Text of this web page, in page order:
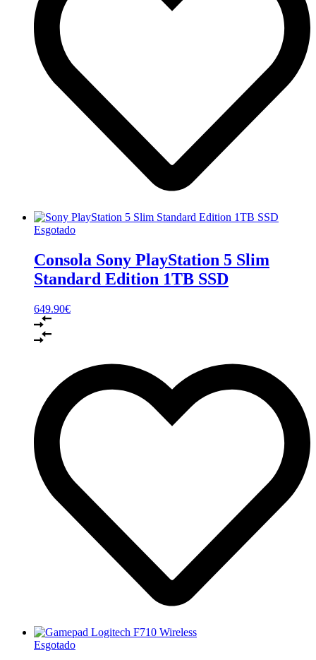
Esgotado
Consola Sony PlayStation 5 Slim
Standard Edition 1TB SSD
649.90€
Esgotado